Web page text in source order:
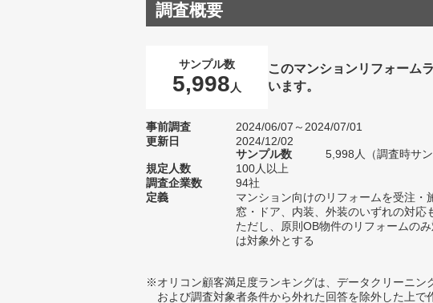
調査概要
サンプル数
5,998 人
このマンションリフォーム
います。
事前調査
2024/06/07～2024/07/01
更新日
2024/12/02
サンプル数
5,998人（調査時サ
規定人数
100人以上
調査企業数
94社
定義
マンション向けのリフォームを受注・
窓・ドア、内装、外装のいずれの対応
ただし、原則OB物件のリフォームの
は対象外とする
※オリコン顧客満足度ランキングは、データクリーニン
および調査対象者条件から外れた回答を除外した上で